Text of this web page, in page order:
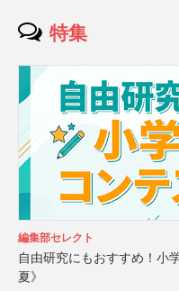
特集
編集部セレクト
自由研究にもおすすめ！小
夏》